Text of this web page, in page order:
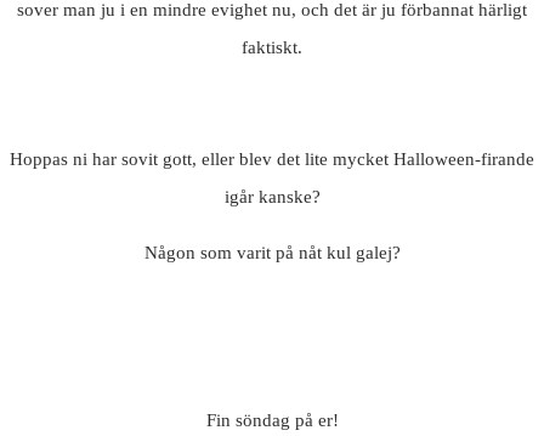
sover man ju i en mindre evighet nu, och det är ju förbannat härligt
faktiskt.
Hoppas ni har sovit gott, eller blev det lite mycket Halloween-firande
igår kanske?
Någon som varit på nåt kul galej?
Fin söndag på er!